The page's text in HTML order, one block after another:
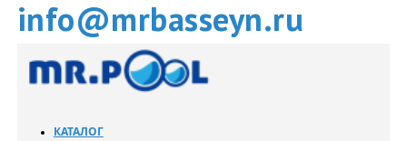
info@mrbasseyn.ru
КАТАЛОГ